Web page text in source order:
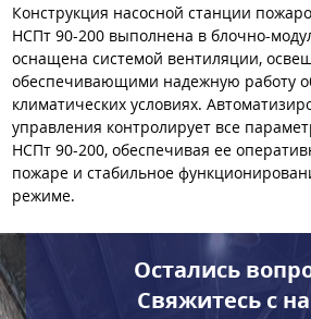
Конструкция насосной станции
НСПт 90-200 выполнена в блочно-
оснащена системой вентиляции,
обеспечивающими надежную работу
климатических условиях.
управления контролирует все
НСПт 90-200, обеспечивая ее
пожаре и стабильное
режиме.
Остались
Свяжитесь с